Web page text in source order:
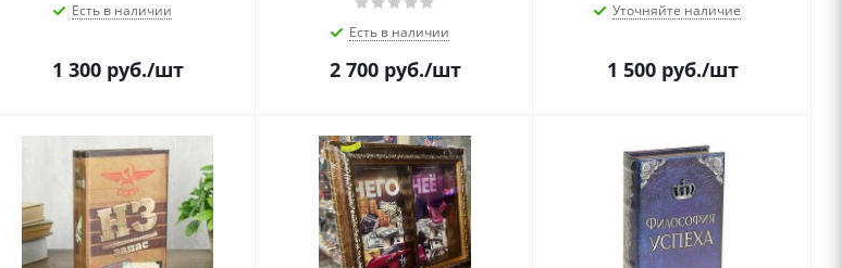
Есть в наличии
1 300руб./шт
Есть в наличии
2 700руб./шт
Уточняйте наличие
1 500руб./шт